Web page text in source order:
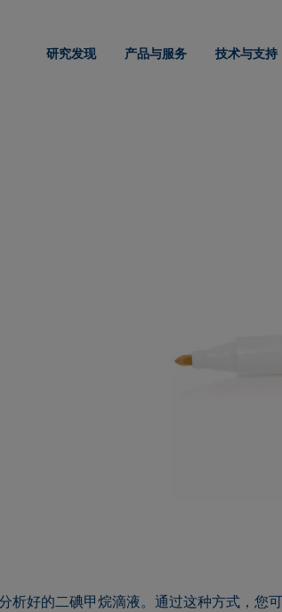
研究发现 产品与服务 技术与支持
析好的二碘甲烷滴液。通过这种方式，您